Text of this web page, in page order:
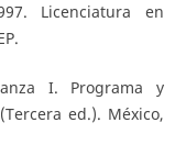
Licenciatura en
I. Programa y
ed.). México,